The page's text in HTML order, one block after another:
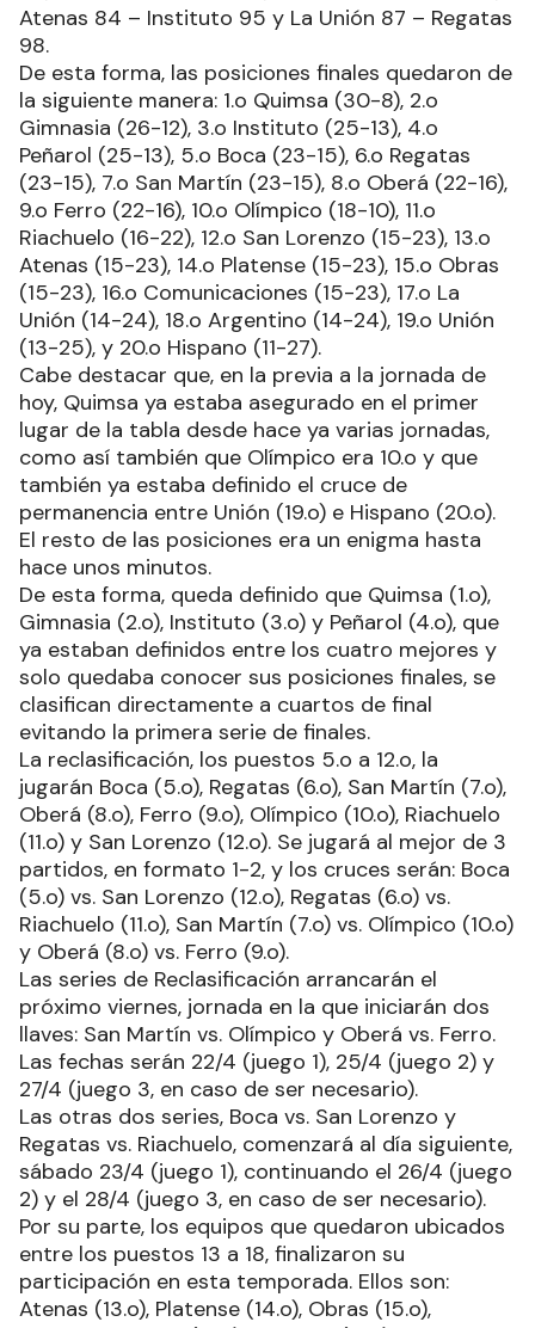
Atenas 84 – Instituto 95 y La Unión 87 – Regatas
98.
De esta forma, las posiciones finales quedaron de
la siguiente manera: 1.o Quimsa (30-8), 2.o
Gimnasia (26-12), 3.o Instituto (25-13), 4.o
Peñarol (25-13), 5.o Boca (23-15), 6.o Regatas
(23-15), 7.o San Martín (23-15), 8.o Oberá (22-16),
9.o Ferro (22-16), 10.o Olímpico (18-10), 11.o
Riachuelo (16-22), 12.o San Lorenzo (15-23), 13.o
Atenas (15-23), 14.o Platense (15-23), 15.o Obras
(15-23), 16.o Comunicaciones (15-23), 17.o La
Unión (14-24), 18.o Argentino (14-24), 19.o Unión
(13-25), y 20.o Hispano (11-27).
Cabe destacar que, en la previa a la jornada de
hoy, Quimsa ya estaba asegurado en el primer
lugar de la tabla desde hace ya varias jornadas,
como así también que Olímpico era 10.o y que
también ya estaba definido el cruce de
permanencia entre Unión (19.o) e Hispano (20.o).
El resto de las posiciones era un enigma hasta
hace unos minutos.
De esta forma, queda definido que Quimsa (1.o),
Gimnasia (2.o), Instituto (3.o) y Peñarol (4.o), que
ya estaban definidos entre los cuatro mejores y
solo quedaba conocer sus posiciones finales, se
clasifican directamente a cuartos de final
evitando la primera serie de finales.
La reclasificación, los puestos 5.o a 12.o, la
jugarán Boca (5.o), Regatas (6.o), San Martín (7.o),
Oberá (8.o), Ferro (9.o), Olímpico (10.o), Riachuelo
(11.o) y San Lorenzo (12.o). Se jugará al mejor de 3
partidos, en formato 1-2, y los cruces serán: Boca
(5.o) vs. San Lorenzo (12.o), Regatas (6.o) vs.
Riachuelo (11.o), San Martín (7.o) vs. Olímpico (10.o)
y Oberá (8.o) vs. Ferro (9.o).
Las series de Reclasificación arrancarán el
próximo viernes, jornada en la que iniciarán dos
llaves: San Martín vs. Olímpico y Oberá vs. Ferro.
Las fechas serán 22/4 (juego 1), 25/4 (juego 2) y
27/4 (juego 3, en caso de ser necesario).
Las otras dos series, Boca vs. San Lorenzo y
Regatas vs. Riachuelo, comenzará al día siguiente,
sábado 23/4 (juego 1), continuando el 26/4 (juego
2) y el 28/4 (juego 3, en caso de ser necesario).
Por su parte, los equipos que quedaron ubicados
entre los puestos 13 a 18, finalizaron su
participación en esta temporada. Ellos son:
Atenas (13.o), Platense (14.o), Obras (15.o),